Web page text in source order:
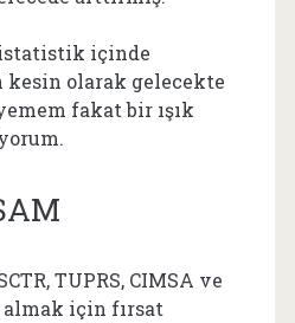
istatistik içinde
kesin olarak gelecekte
fakat bir ışık
TUPRS, CIMSA ve
almak için fırsat